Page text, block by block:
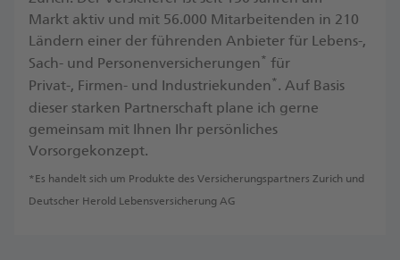
Markt aktiv und mit 56.000 Mitarbeitenden in 210
Ländern einer der führenden Anbieter für Lebens-,
Sach- und Personenversicherungen* für
Privat-, Firmen- und Industriekunden*. ​Auf Basis
dieser starken Partnerschaft plane ich gerne
gemeinsam mit Ihnen Ihr persönliches
Vorsorgekonzept.
*Es handelt sich um Produkte des Versicherungspartners Zurich und
Deutscher Herold Lebensversicherung AG